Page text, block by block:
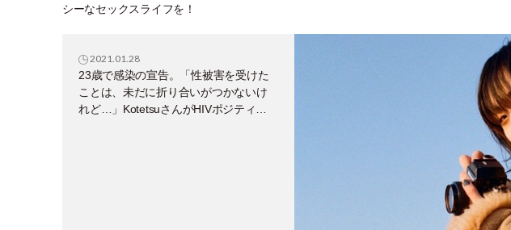
シーなセックスライフを！
2021.01.28
23歳で感染の宣告。「性被害を受けた
ことは、未だに折り合いがつかないけ
れど…」KotetsuさんがHIVポジティブ